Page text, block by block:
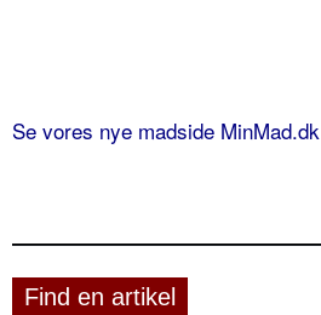
Se vores nye madside MinMad.dk
Find en artikel